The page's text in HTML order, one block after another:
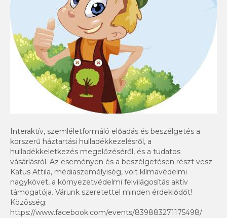
Interaktív, szemléletformáló előadás és beszélgetés a
korszerű háztartási hulladékkezelésről, a
hulladékkeletkezés megelőzéséről, és a tudatos
vásárlásról. Az eseményen és a beszélgetésen részt vesz
Katus Attila, médiaszemélyiség, volt klímavédelmi
nagykövet, a környezetvédelmi felvilágosítás aktív
támogatója. Várunk szeretettel minden érdeklődőt!
Közösség:
https://www.facebook.com/events/839883271175498/